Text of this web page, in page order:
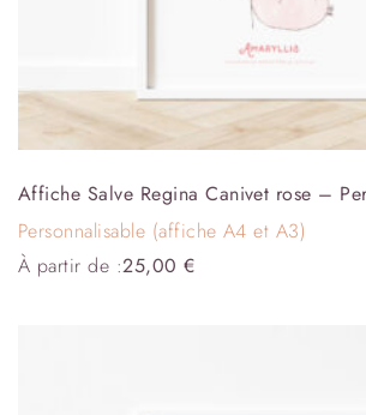
Affiche Salve Regina Canivet rose –
Personnalisable (affiche A4 et A3)
À partir de :25,00€